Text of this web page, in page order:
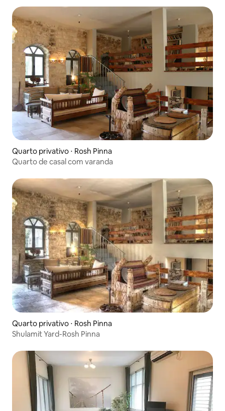
Quarto privativo ⋅ Rosh Pinna
Quarto de casal com varanda
Quarto privativo ⋅ Rosh Pinna
Shulamit Yard-Rosh Pinna